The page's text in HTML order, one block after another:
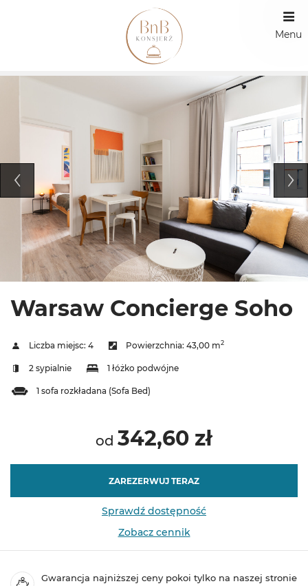
Menu
Warsaw Concierge Soho
Liczba miejsc: 4 Powierzchnia: 43,00 m2
2 sypialnie 1 łóżko podwójne
1 sofa rozkładana (Sofa Bed)
od 342,60 zł
ZAREZERWUJ TERAZ
Sprawdź dostępność
Zobacz cennik
Gwarancja najniższej ceny pokoi tylko na naszej stronie